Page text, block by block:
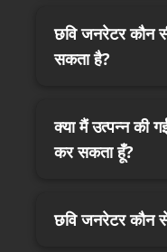
छवि जनरेटर कौन
सकता है?
क्या मैं उत्पन्न की
कर सकता हूँ?
छवि जनरेटर कौन